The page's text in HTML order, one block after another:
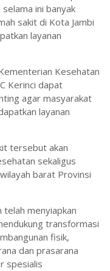
ini banyak
sakit di Kota Jambi
layanan
Kesehatan
Kerinci dapat
agar masyarakat
layanan
tersebut akan
sekaligus
barat Provinsi
telah menyiapkan
transformasi
fisik,
dan prasarana
spesialis